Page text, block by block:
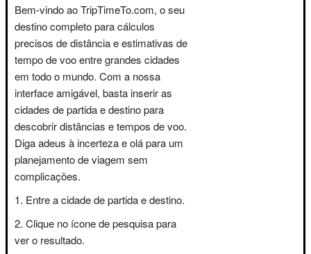
Bem-vindo ao TripTimeTo.com, o seu
destino completo para cálculos
precisos de distância e estimativas de
tempo de voo entre grandes cidades
em todo o mundo. Com a nossa
interface amigável, basta inserir as
cidades de partida e destino para
descobrir distâncias e tempos de voo.
Diga adeus à incerteza e olá para um
planejamento de viagem sem
complicações.
Entre a cidade de partida e destino.
Clique no ícone de pesquisa para
ver o resultado.